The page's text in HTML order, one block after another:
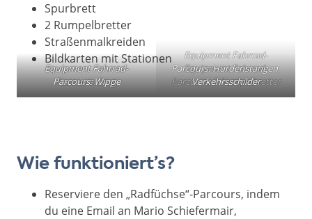
Spurbrett
2 Rumpelbretter
Straßenmalkreiden
Bildkarten mit Stationen
Equipment Fahrrad-
Parcours: Berg
Equipment Fahrrad-
Parcours: 2 Rumpelbretter
Equipment Fahrrad-
Parcours: Wippe
Equipment Fahrrad-
Parcours: Hürdenstangen,
Verkehrsschilder
Wie funktioniert’s?
Reserviere den „Radfüchse“-Parcours, indem
du eine Email an Mario Schiefermair,